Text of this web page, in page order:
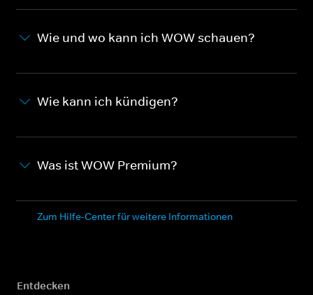
Wie und wo kann ich WOW schauen?
Wie kann ich kündigen?
Was ist WOW Premium?
Zum Hilfe-Center für weitere Informationen
Entdecken